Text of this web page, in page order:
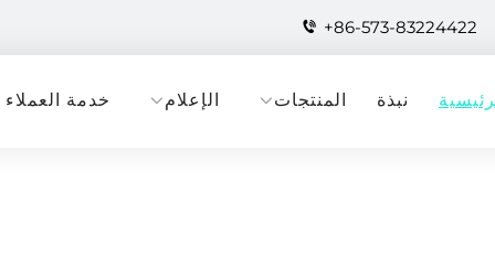
+86-573-83224422
نبذة المنتجات الإعلام خدمة العملاء